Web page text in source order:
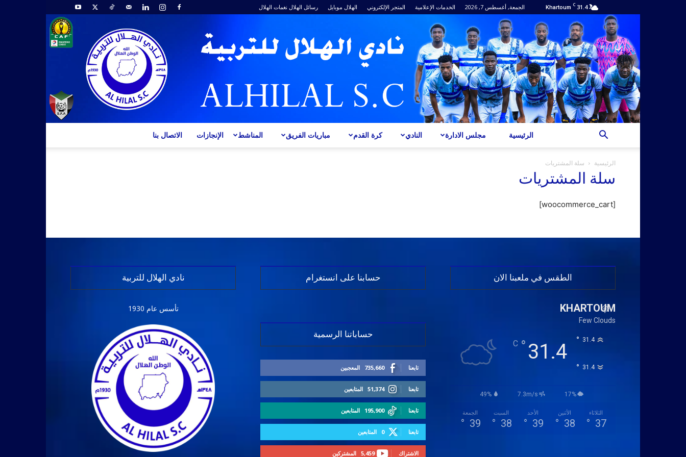
31.4
C
Khartoum الجمعة, أغسطس 7, 2026 الخدمات الإعلامية المتجر الإلكتروني الهلال موبايل رسائل الهلال نغمات الهلال
الاتصال بنا الإنجازات المناشط مباريات الفريق كرة القدم النادي مجلس الادارة الرئيسية
الرئيسية سلة المشتريات
سلة المشتريات
[woocommerce_cart]
نادي الهلال للتربية
تأسس عام 1930
حسابنا على انستغرام
حساباتنا الرسمية
735,660 المعجبين تابعنا
51,374 المتابعين تابعنا
195,900 المتابعين تابعنا
0 المتابعين تابعنا
5,459 المشتركين الاشتراك
الطقس في ملعبنا الان
KHARTOUM
Few Clouds
31.4
°
C 31.4
°
31.4
°
49% 7.3m/s 17%
الجمعة
39
°
السبت
38
°
الأحد
39
°
الأثنين
38
°
الثلاثاء
37
°